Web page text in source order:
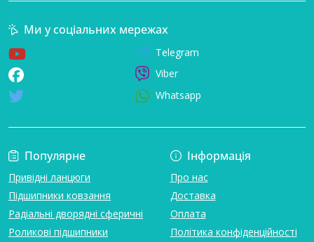
Популярне
Привідні ланцюги
Підшипники ковзання
Радіальні дворядні сферичні
Роликові підшипники
Інформація
Про нас
Доставка
Оплата
Політика конфіденційності
Ми у соціальних мережах
Telegram
Viber
Whatsapp